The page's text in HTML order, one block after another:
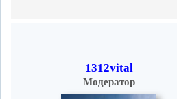
1312vital
Модератор